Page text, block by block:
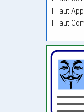
Il Faut
Il Faut